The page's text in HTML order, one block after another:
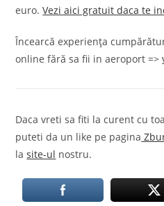
euro.Vezi aici gratuit daca te
Încearcă experiența
online fără sa fii in aeroport =>
Daca vreti sa fiti la curent cu
puteti da un like pe pagina
lasite-ul nostru.